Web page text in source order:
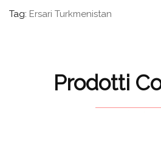
Tag: Ersari Turkmenistan
Prodotti